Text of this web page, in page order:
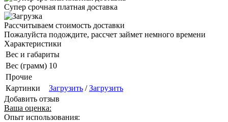
Супер срочная платная доставка
Рассчитываем стоимость доставки
Пожалуйста подождите, рассчет займет немного времени
Характеристики
Вес и габариты
Вес (грамм) 10
Прочие
Картинки
Загрузить /Загрузить
Добавить отзыв
Ваша оценка:
Опыт использования: